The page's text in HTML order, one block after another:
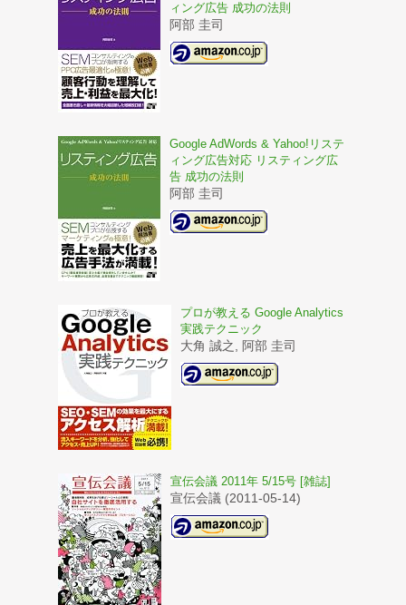
ィング広告 成功の法則
阿部 圭司
Google AdWords & Yahoo!リステ
ィング広告対応 リスティング広
告 成功の法則
阿部 圭司
プロが教える Google Analytics
実践テクニック
大角 誠之, 阿部 圭司
宣伝会議 2011年 5/15号 [雑誌]
宣伝会議 (2011-05-14)